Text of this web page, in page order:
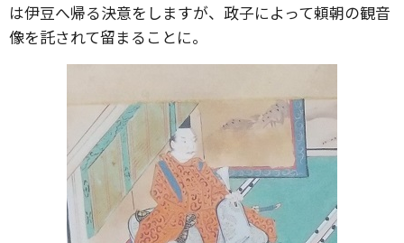
は伊豆へ帰る決意をしますが、政子によって頼朝の観音
像を託されて留まることに。